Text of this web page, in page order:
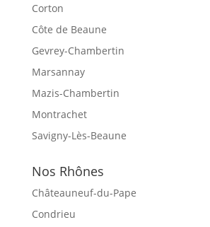
Corton
Côte de Beaune
Gevrey-Chambertin
Marsannay
Mazis-Chambertin
Montrachet
Savigny-Lès-Beaune
Nos Rhônes
Châteauneuf-du-Pape
Condrieu